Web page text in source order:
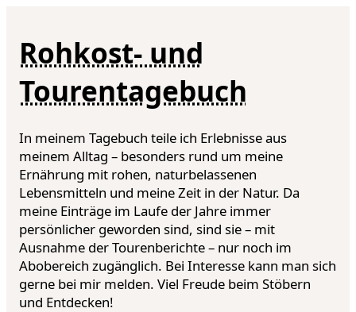
Rohkost- und
Tourentagebuch
In meinem Tagebuch teile ich Erlebnisse aus
meinem Alltag – besonders rund um meine
Ernährung mit rohen, naturbelassenen
Lebensmitteln und meine Zeit in der Natur. Da
meine Einträge im Laufe der Jahre immer
persönlicher geworden sind, sind sie – mit
Ausnahme der Tourenberichte – nur noch im
Abobereich zugänglich. Bei Interesse kann man sich
gerne bei mir melden. Viel Freude beim Stöbern
und Entdecken!